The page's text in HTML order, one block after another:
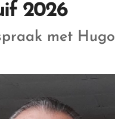
2026
met Hugo